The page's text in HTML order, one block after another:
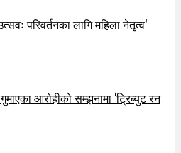
परिवर्तनका लागि महिला नेतृत्व’
आरोहीको सम्झनामा ‘ट्रिब्युट रन